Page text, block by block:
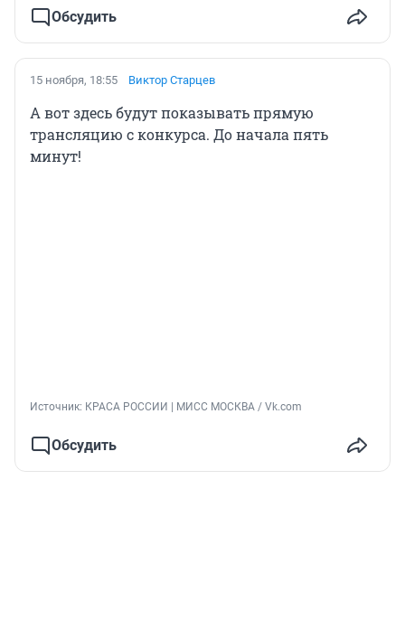
Обсудить
15 ноября, 18:55 Виктор Старцев
А вот здесь будут показывать прямую
трансляцию с конкурса. До начала пять
минут!
Источник: КРАСА РОССИИ | МИСС МОСКВА / Vk.com
Обсудить